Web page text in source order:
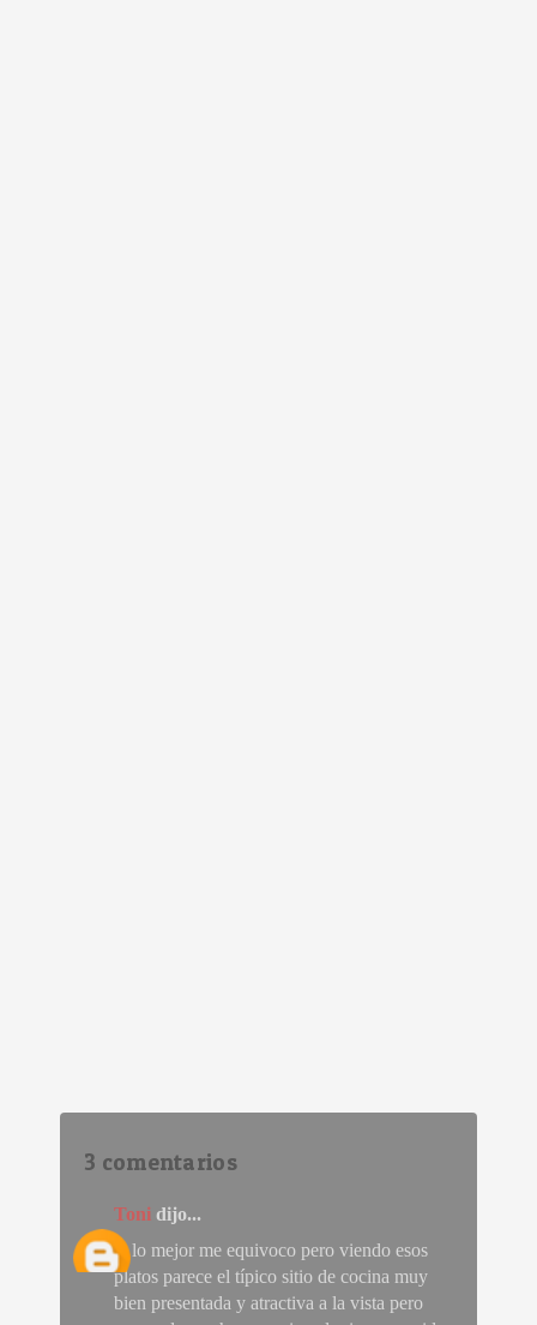
3 comentarios
Toni dijo...
A lo mejor me equivoco pero viendo esos
platos parece el típico sitio de cocina muy
bien presentada y atractiva a la vista pero